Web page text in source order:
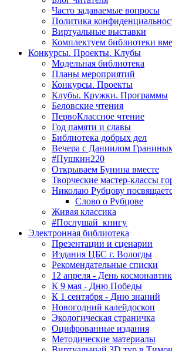
Часто задаваемые вопросы
Политика
Виртуальные выставки
Комплектуем библиотеки
Конкурсы. Проекты. Клубы
Модельная библиотека
Планы мероприятий
Конкурсы. Проекты
Клубы. Кружки. Программы
Беловские чтения
ПервоКлассное чтение
Год памяти и славы
Библиотека добрых дел
Вечера с Даниилом
#Пушкин220
Открываем Бунина вместе
Творческие мастер-классы
Николаю Рубцову
Слово о Рубцове
Живая классика
#Послушай_книгу
Электронная библиотека
Презентации и сценарии
Издания ЦБС г. Вологды
Рекомендательные списки
12 апреля - День
К 9 мая - Дню Победы
К 1 сентября - Дню знаний
Новогодний калейдоскоп
Экологическая страничка
Оцифрованные издания
Методические материалы